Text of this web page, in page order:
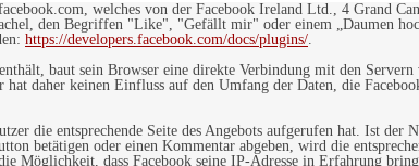
welches von der Facebook Ireland Ltd., 4 Grand
den Begriffen "Like", "Gefällt mir" oder einem „Daumen
https://developers.facebook.com/docs/plugins/.
baut sein Browser eine direkte Verbindung mit den
daher keinen Einfluss auf den Umfang der Daten, die
die entsprechende Seite des Angebots aufgerufen hat. Ist der
betätigen oder einen Kommentar abgeben, wird die
Möglichkeit, dass Facebook seine IP-Adresse in Erfahrung